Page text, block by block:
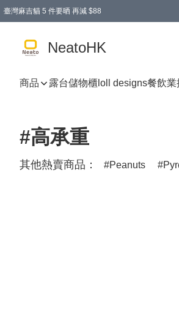
臺灣麻吉貓 5 件要晒 再減 $88
NeatoHK
商品 露台儲物櫃 loll designs餐飲業
#高承重
其他熱賣商品： Peanuts